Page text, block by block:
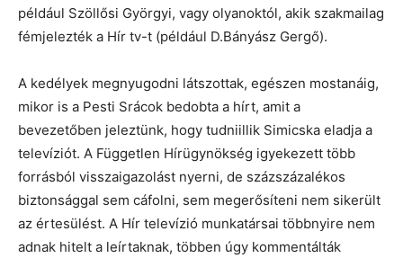
például Szöllősi Györgyi, vagy olyanoktól, akik szakmailag
fémjelezték a Hír tv-t (például D.Bányász Gergő).
A kedélyek megnyugodni látszottak, egészen mostanáig,
mikor is a Pesti Srácok bedobta a hírt, amit a
bevezetőben jeleztünk, hogy tudniillik Simicska eladja a
televíziót. A Független Hírügynökség igyekezett több
forrásból visszaigazolást nyerni, de százszázalékos
biztonsággal sem cáfolni, sem megerősíteni nem sikerült
az értesülést. A Hír televízió munkatársai többnyire nem
adnak hitelt a leírtaknak, többen úgy kommentálták